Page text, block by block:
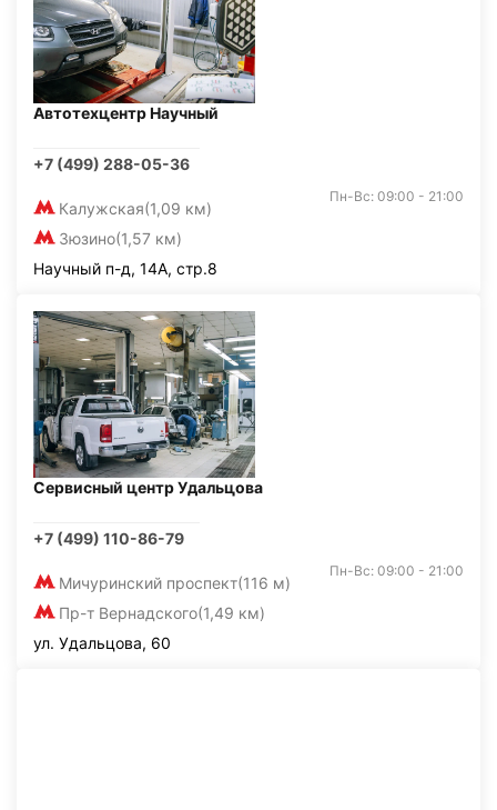
Автотехцентр Научный
+7 (499) 288-05-36
Калужская(1,09 км)
Зюзино(1,57 км)
Пн-Вс: 09:00 - 21:00
Научный п-д, 14А, стр.8
Сервисный центр Удальцова
+7 (499) 110-86-79
Мичуринский проспект(116 м)
Пр-т Вернадского(1,49 км)
Пн-Вс: 09:00 - 21:00
ул. Удальцова, 60